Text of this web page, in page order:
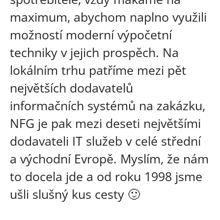
maximum, abychom naplno využili
možností moderní výpočetní
techniky v jejich prospěch. Na
lokálním trhu patříme mezi pět
největších dodavatelů
informačních systémů na zakázku,
NFG je pak mezi deseti největšími
dodavateli IT služeb v celé střední
a východní Evropě. Myslím, že nám
to docela jde a od roku 1998 jsme
ušli slušný kus cesty 🙂